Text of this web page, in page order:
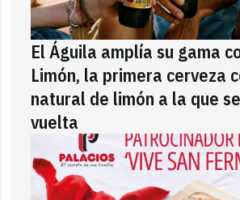
El Águila amplía su gama
Limón, la primera cerveza
natural de limón a la que
vuelta